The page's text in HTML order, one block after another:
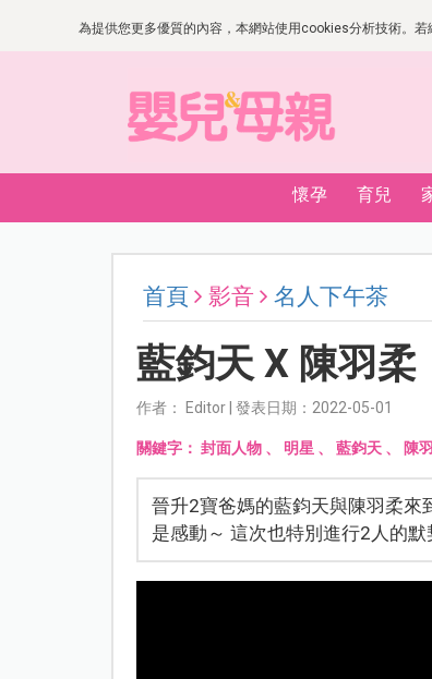
為提供您更多優質的內容，本網站使用cookies分析技術。
懷孕 育兒
首頁 影音 名人下午茶
藍鈞天 X 陳羽
作者： Editor | 發表日期：2022-05-01
關鍵字： 封面人物、 明星 、 藍鈞天、 陳
晉升2寶爸媽的藍鈞天與陳羽柔來
是感動～ 這次也特別進行2人的